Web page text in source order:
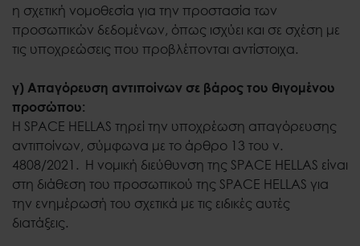
η σχετική νομοθεσία για την προστασία των
προσωπικών δεδομένων, όπως ισχύει και σε σχέση με
τις υποχρεώσεις που προβλέπονται αντίστοιχα.
γ) Απαγόρευση αντιποίνων σε βάρος του θιγομένου
προσώπου:
Η SPACE HELLAS τηρεί την υποχρέωση απαγόρευσης
αντιποίνων, σύμφωνα με το άρθρο 13 του ν.
4808/2021. Η νομική διεύθυνση της SPACE HELLAS είναι
στη διάθεση του προσωπικού της SPACE HELLAS για
την ενημέρωσή του σχετικά με τις ειδικές αυτές
διατάξεις.